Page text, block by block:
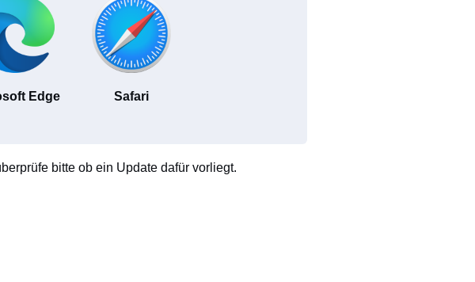
Edge Safari
bitte ob ein Update dafür vorliegt.